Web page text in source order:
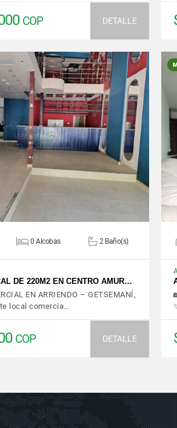
COP DETALLE
VER DETALLES
0 Alcobas 2 Baño(s)
DE 220M2 EN CENTRO AMUR…
EN ARRIENDO – GETSEMANÍ,
local comercia…
COP DETALLE